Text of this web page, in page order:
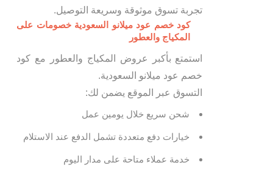
تجربة تسوق موثوقة وسريعة التوصيل.
كود خصم عود ميلانو السعودية خصومات على
المكياج والعطور
استمتع بأكبر عروض المكياج والعطور مع كود
خصم عود ميلانو السعودية.
التسوق عبر الموقع يضمن لك:
شحن سريع خلال يومين عمل
خيارات دفع متعددة تشمل الدفع عند الاستلام
خدمة عملاء متاحة على مدار اليوم